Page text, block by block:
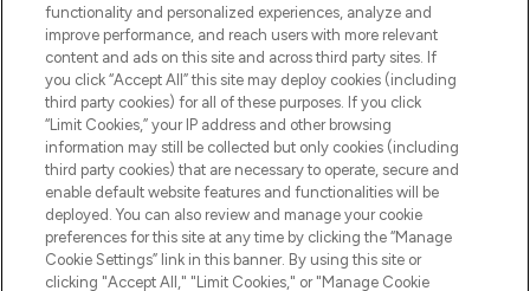
Do Not Sell or Share My Personal
Information
HELP & INFORMATIE
BEDRIJFSINFORMATIE
OVER LOOKFANTASTIC
functionality and personalized experiences, analyze and
improve performance, and reach users with more relevant
content and ads on this site and across third party sites. If
you click “Accept All” this site may deploy cookies (including
third party cookies) for all of these purposes. If you click
“Limit Cookies,” your IP address and other browsing
information may still be collected but only cookies (including
third party cookies) that are necessary to operate, secure and
enable default website features and functionalities will be
deployed. You can also review and manage your cookie
preferences for this site at any time by clicking the “Manage
Cookie Settings” link in this banner. By using this site or
clicking "Accept All," "Limit Cookies," or "Manage Cookie